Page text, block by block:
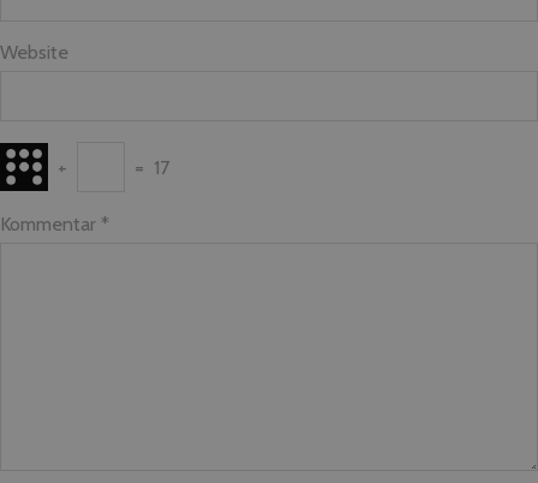
Website
+ = 17
Kommentar *